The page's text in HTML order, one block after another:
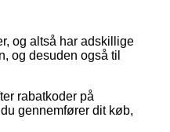
og altså har adskillige
og desuden også til
rabatkoder på
gennemfører dit køb,